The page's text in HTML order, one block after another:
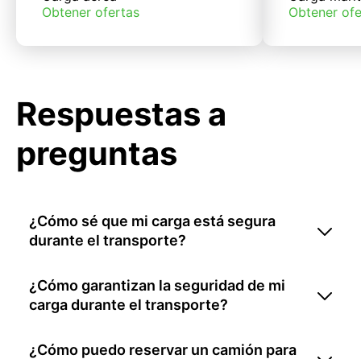
Obtener ofertas
Obtener
Respuestas a
preguntas
¿Cómo sé que mi carga está segura
durante el transporte?
¿Cómo garantizan la seguridad de mi
carga durante el transporte?
¿Cómo puedo reservar un camión para